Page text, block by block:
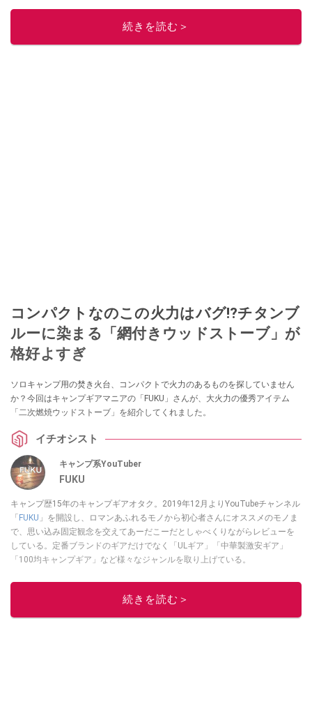
このイチオシストの他の記事を読む
続きを読む＞
コンパクトなのこの火力はバグ⁉チタンブ
ルーに染まる「網付きウッドストーブ」が
格好よすぎ
ソロキャンプ用の焚き火台、コンパクトで火力のあるものを探していません
か？今回はキャンプギアマニアの「FUKU」さんが、大火力の優秀アイテム
「二次燃焼ウッドストーブ」を紹介してくれました。
イチオシスト
キャンプ系YouTuber
FUKU
キャンプ歴15年のキャンプギアオタク。2019年12月よりYouTubeチャンネル
「 FUKU 」を開設し、ロマンあふれるモノから初心者さんにオススメのモノま
で、思い込み固定観念を交えてあーだこーだとしゃべくりながらレビューを
している。定番ブランドのギアだけでなく「ULギア」「中華製激安ギア」
「100均キャンプギア」など様々なジャンルを取り上げている。
このイチオシストの他の記事を読む
続きを読む＞